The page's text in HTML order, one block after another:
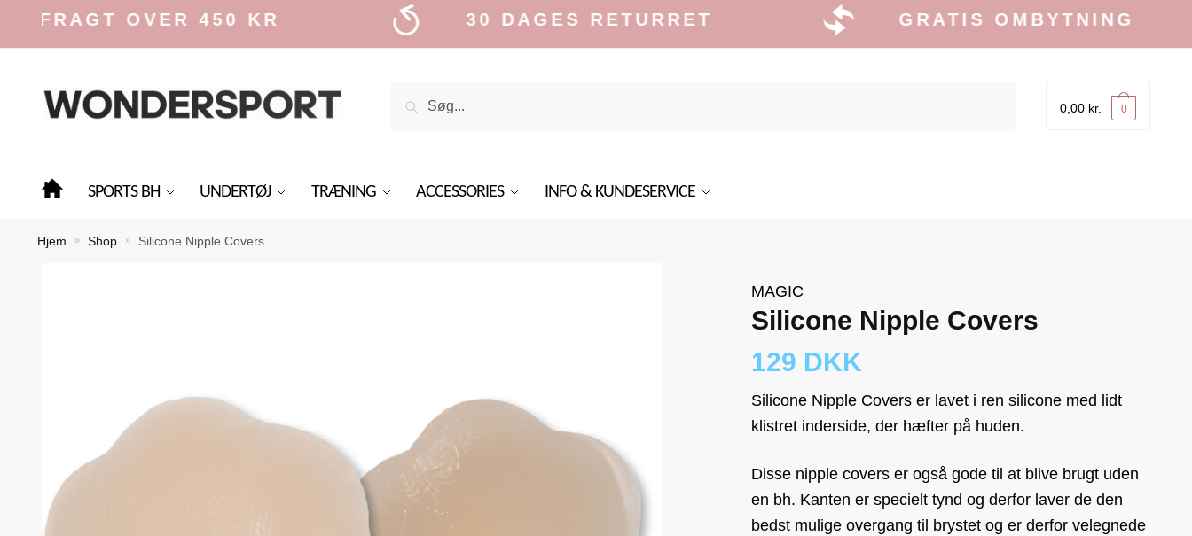
OVER 450 KR 30 DAGES RETURRET GRATIS OMBYTNING
0,00 kr. 0
SPORTS BH UNDERTØJ TRÆNING ACCESSORIES INFO & KUNDESERVICE
Hjem » Shop » Silicone Nipple Covers
MAGIC
Silicone Nipple Covers
129 DKK
Silicone Nipple Covers er lavet i ren silicone med lidt
klistret inderside, der hæfter på huden.
Disse nipple covers er også gode til at blive brugt uden
en bh. Kanten er specielt tynd og derfor laver de den
bedst mulige overgang til brystet og er derfor velegnede